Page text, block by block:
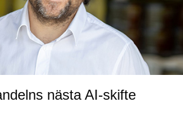
nästa AI-skifte